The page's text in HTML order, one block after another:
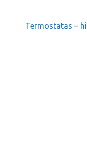
Termostatas –